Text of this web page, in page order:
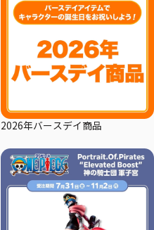
2026年バースデイ商品